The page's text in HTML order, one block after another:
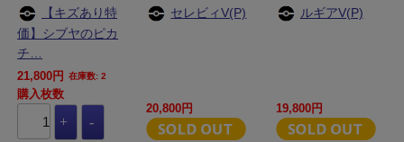
【キズあり特
価】シブヤのピカ
チ…
21,800円 在庫数: 2
購入枚数
セレビィV(P)
20,800円
ルギアV(P)
19,800円